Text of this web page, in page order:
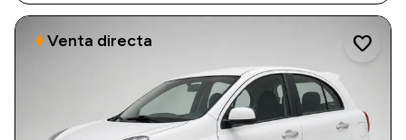
favorite
boltVenta directa